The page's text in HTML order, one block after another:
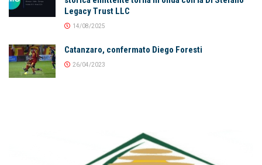
Legacy Trust LLC
14/08/2025
Catanzaro, confermato Diego Foresti
26/04/2023